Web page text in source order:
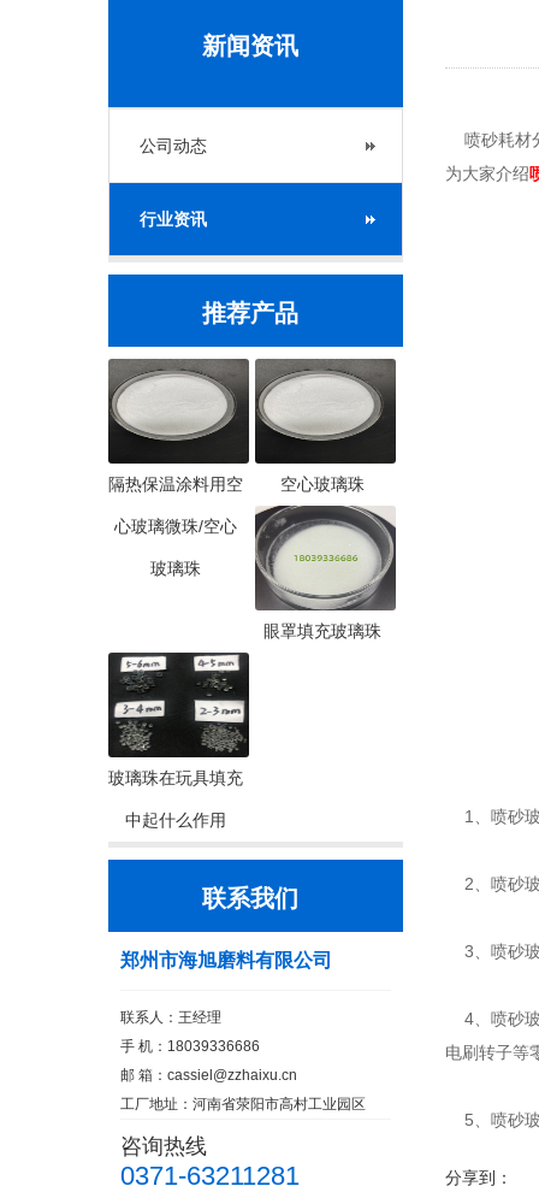
新闻资讯
公司动态
行业资讯
推荐产品
隔热保温涂料用空
心玻璃微珠/空心
玻璃珠
空心玻璃珠
眼罩填充玻璃珠
玻璃珠在玩具填充
中起什么作用
联系我们
郑州市海旭磨料有限公司
联系人：王经理
手 机：18039336686
邮 箱： cassiel@zzhaixu.cn
工厂地址：河南省荥阳市高村工业园区
咨询热线
0371-63211281
喷砂耗材
为大家介绍
1、喷砂玻
2、喷砂玻
3、喷砂玻
4、喷砂玻
电刷转子等
5、喷砂玻
分享到：